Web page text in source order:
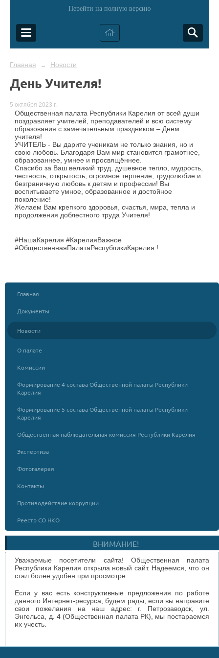
Перейти на полную версию
Главная → Новости
День Учителя!
5 октября 2023 г.
Общественная палата Республики Карелия от всей души
поздравляет учителей, преподавателей и всю систему
образования с замечательным праздником – Днем
учителя!
УЧИТЕЛЬ - Вы дарите ученикам не только знания, но и
свою любовь. Благодаря Вам мир становится грамотнее,
образованнее, умнее и просвящённее.
Спасибо за Ваш великий труд, душевное тепло, мудрость,
честность, открытость, огромное терпение, трудолюбие и
безграничную любовь к детям и профессии! Вы
воспитываете умное, образованное и достойное
поколение!
Желаем Вам крепкого здоровья, счастья, мира, тепла и
продолжения доблестного труда Учителя!
#НашаКарелия #КарелияВажное
#ОбщественнаяПалатаРеспубликиКарелия !
Главная
Документы
Новости
О палате
Комиссии
Формирование 4 состава Общественной палаты Республики
Карелия
Формирование 5 состава Общественной палаты Республики
Карелия
Общественная наблюдательная комиссия Республики Карелия
Экспертиза
Фотогалерея
Контакты
Противодействие коррупции
Реестр СО НКО
ВНИМАНИЕ!
Уважаемые посетители сайта! Общественная палата
Республики Карелия открыла новый сайт. Надеемся, что он
стал более удобен при просмотре.
Если у вас есть конструктивные предложения по работе
данного Интернет-ресурса, будем рады, если вы направите
свои пожелания на наш адрес: г. Петрозаводск, ул.
Энгельса, д. 4 (Общественная палата РК), мы постараемся
их учесть.